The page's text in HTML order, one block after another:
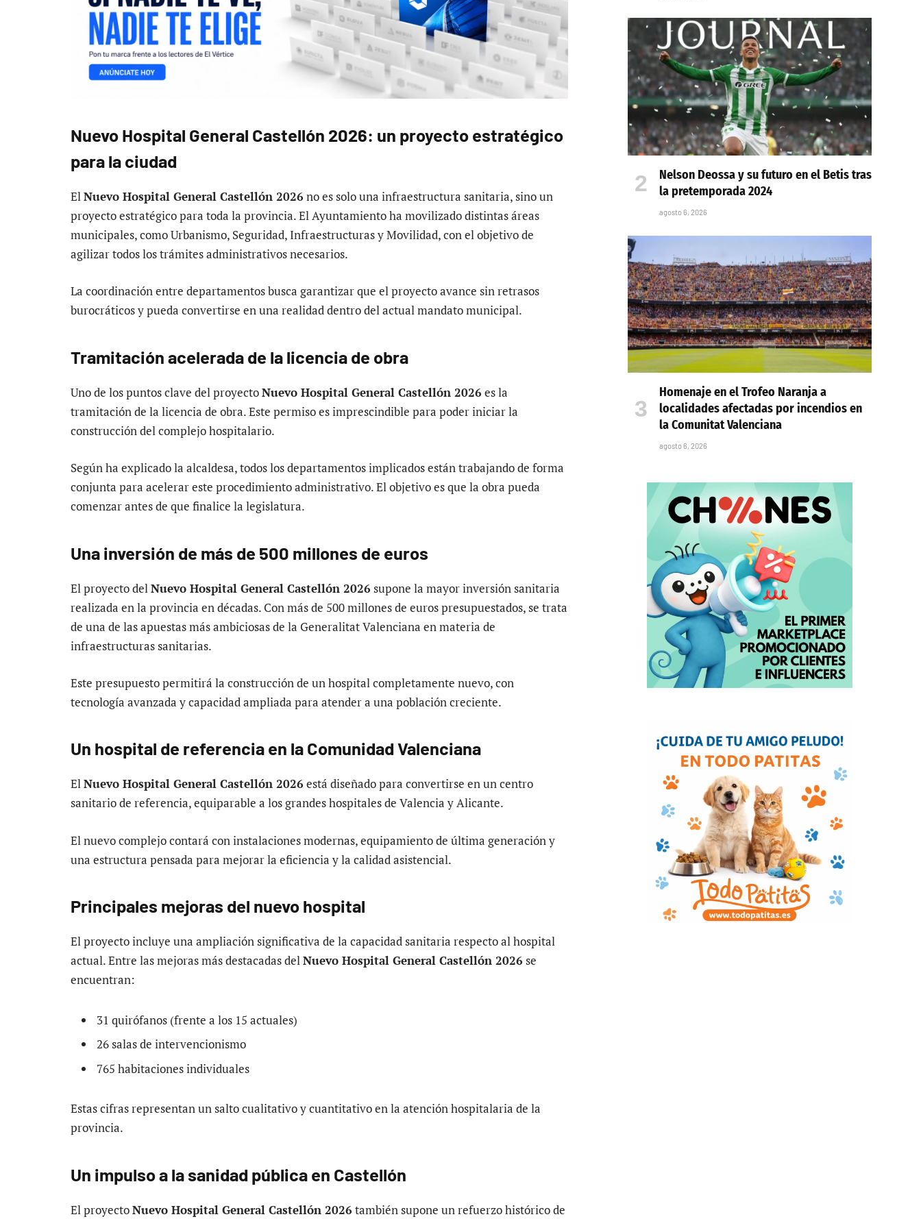
Nuevo Hospital General Castellón 2026: un proyecto estratégico
para la ciudad
ElNuevo Hospital General Castellón 2026 no es solo una infraestructura sanitaria, sino un
proyecto estratégico para toda la provincia. El Ayuntamiento ha movilizado distintas áreas
municipales, como Urbanismo, Seguridad, Infraestructuras y Movilidad, con el objetivo de
agilizar todos los trámites administrativos necesarios.
La coordinación entre departamentos busca garantizar que el proyecto avance sin retrasos
burocráticos y pueda convertirse en una realidad dentro del actual mandato municipal.
Tramitación acelerada de la licencia de obra
Uno de los puntos clave del proyectoNuevo Hospital General Castellón 2026 es la
tramitación de la licencia de obra. Este permiso es imprescindible para poder iniciar la
construcción del complejo hospitalario.
Según ha explicado la alcaldesa, todos los departamentos implicados están trabajando de forma
conjunta para acelerar este procedimiento administrativo. El objetivo es que la obra pueda
comenzar antes de que finalice la legislatura.
Una inversión de más de 500 millones de euros
El proyecto delNuevo Hospital General Castellón 2026 supone la mayor inversión sanitaria
realizada en la provincia en décadas. Con más de 500 millones de euros presupuestados, se trata
de una de las apuestas más ambiciosas de la Generalitat Valenciana en materia de
infraestructuras sanitarias.
Este presupuesto permitirá la construcción de un hospital completamente nuevo, con
tecnología avanzada y capacidad ampliada para atender a una población creciente.
Un hospital de referencia en la Comunidad Valenciana
ElNuevo Hospital General Castellón 2026 está diseñado para convertirse en un centro
sanitario de referencia, equiparable a los grandes hospitales de Valencia y Alicante.
El nuevo complejo contará con instalaciones modernas, equipamiento de última generación y
una estructura pensada para mejorar la eficiencia y la calidad asistencial.
Principales mejoras del nuevo hospital
El proyecto incluye una ampliación significativa de la capacidad sanitaria respecto al hospital
actual. Entre las mejoras más destacadas delNuevo Hospital General Castellón 2026 se
encuentran:
31 quirófanos (frente a los 15 actuales)
26 salas de intervencionismo
765 habitaciones individuales
Estas cifras representan un salto cualitativo y cuantitativo en la atención hospitalaria de la
provincia.
Un impulso a la sanidad pública en Castellón
El proyectoNuevo Hospital General Castellón 2026 también supone un refuerzo histórico de
Nelson Deossa y su futuro en el Betis tras
la pretemporada 2024
agosto 6, 2026
Homenaje en el Trofeo Naranja a
localidades afectadas por incendios en
la Comunitat Valenciana
agosto 6, 2026